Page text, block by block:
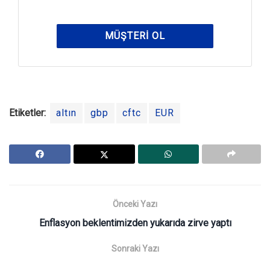
MÜŞTERI OL
Etiketler: altın gbp cftc EUR
Önceki Yazı
Enflasyon beklentimizden yukarıda zirve yaptı
Sonraki Yazı